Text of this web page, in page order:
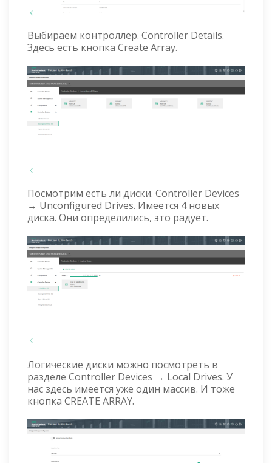
Выбираем контроллер. Controller Details.
Здесь есть кнопка Create Array.
Посмотрим есть ли диски. Controller Devices
→ Unconfigured Drives. Имеется 4 новых
диска. Они определились, это радует.
Логические диски можно посмотреть в
разделе Controller Devices → Local Drives. У
нас здесь имеется уже один массив. И тоже
кнопка CREATE ARRAY.